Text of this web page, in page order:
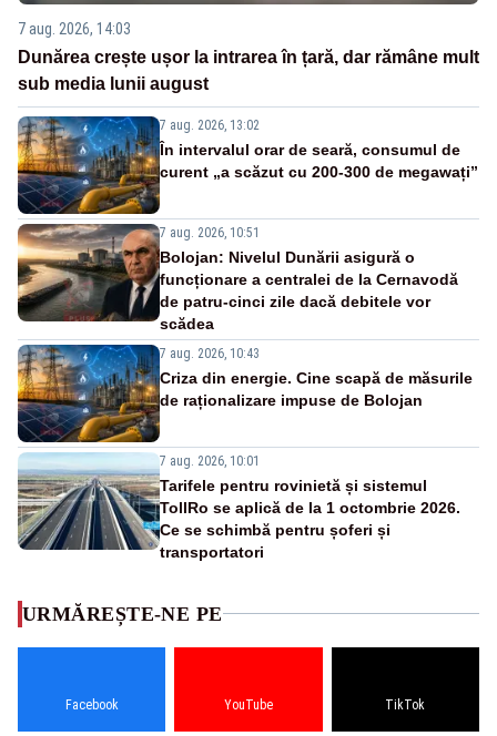
7 aug. 2026, 14:03
Dunărea crește ușor la intrarea în țară, dar rămâne mult
sub media lunii august
7 aug. 2026, 13:02
În intervalul orar de seară, consumul de
curent „a scăzut cu 200-300 de megawați”
7 aug. 2026, 10:51
Bolojan: Nivelul Dunării asigură o
funcționare a centralei de la Cernavodă
de patru-cinci zile dacă debitele vor
scădea
7 aug. 2026, 10:43
Criza din energie. Cine scapă de măsurile
de raționalizare impuse de Bolojan
7 aug. 2026, 10:01
Tarifele pentru rovinietă și sistemul
TollRo se aplică de la 1 octombrie 2026.
Ce se schimbă pentru șoferi și
transportatori
URMĂREȘTE-NE PE
Facebook YouTube TikTok